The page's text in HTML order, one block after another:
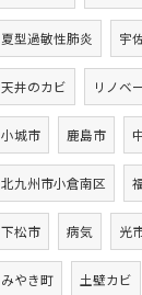
夏型過敏性肺炎 宇
天井のカビ リノベ
小城市 鹿島市
北九州市小倉南区
下松市 病気 光
みやき町 土壁カビ